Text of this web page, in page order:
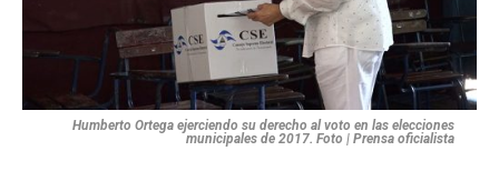
Humberto Ortega ejerciendo su derecho al voto en las elecciones
municipales de 2017. Foto | Prensa oficialista